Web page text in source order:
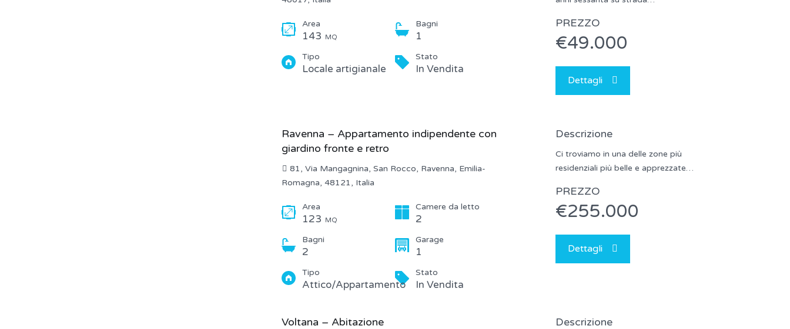
Area
143 MQ
Bagni
1
Tipo
Locale artigianale
Stato
In Vendita
PREZZO
€49.000
Dettagli
Ravenna – Appartamento indipendente con
giardino fronte e retro
81, Via Mangagnina, San Rocco, Ravenna, Emilia-
Romagna, 48121, Italia
Area
123 MQ
Camere da letto
2
Bagni
2
Garage
1
Tipo
Attico/Appartamento
Stato
In Vendita
Descrizione
Ci troviamo in una delle zone più
residenziali più belle e apprezzate…
PREZZO
€255.000
Dettagli
Voltana – Abitazione Descrizione